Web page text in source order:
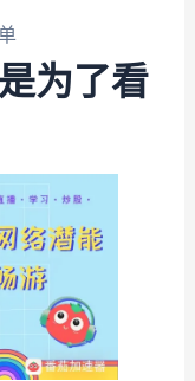
为了看